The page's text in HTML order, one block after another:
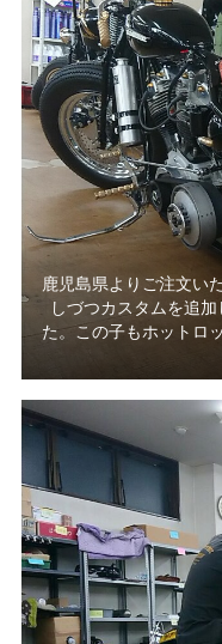
鹿児島県よりご注文い
しづつカスタムを追
た。この子もホットロ